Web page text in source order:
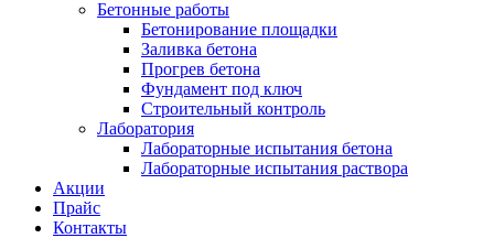
Бетонные работы
Бетонирование площадки
Заливка бетона
Прогрев бетона
Фундамент под ключ
Строительный контроль
Лаборатория
Лабораторные испытания бетона
Лабораторные испытания раствора
Акции
Прайс
Контакты